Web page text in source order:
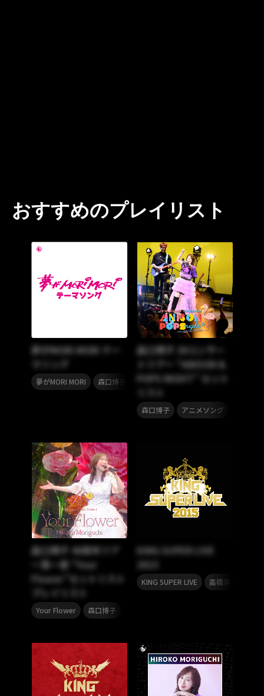
おすすめのプレイリスト
夢がMORI MORI テー
マソング
夢がMORI MORI 森口博子
森口博子 39コンサー
トツアー “ANISON &
POPS NIGHT” セット
森口博子 アニメソング
森口博子 40周年ツア
ー第一章 “Your
Flower”セットリスト
Your Flower 森口博子
KING SUPER LIVE
2015
KING SUPER LIVE 高橋洋子